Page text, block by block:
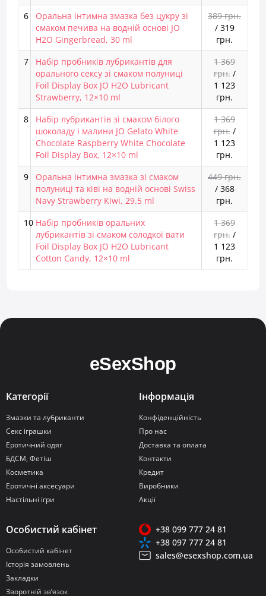
6
Оральна інтимна змазка без цукру зі
смаком печива на водній основі JO
H2O Gingerbread, 30 ml
389 грн.
/ 319
грн.
7
Набір пробників лубрикантів для
орального сексу зі смаком полуниці
Foil Display Box JO H2O Lubricant
Strawberry, 12×10 ml
1 369
грн./
1 123
грн.
8
Набір лубрикантів зі смаком білого
шоколаду і малини JO Gelato White
Chocolate Raspberry White Chocolate
Foil Display Box, 12×10 ml
1 369
грн./
1 123
грн.
9
Оральна інтимна змазка зі смаком
полуниці та ківі на водній основі Swiss
Navy Strawberry Kiwi, 29.5 ml
449 грн.
/ 368
грн.
10 Набір пробників оральних
лубрикантів зі смаком солодкої вати
Foil Display Box JO H2O Lubricant
Cotton Candy, 12×10 ml
1 369
грн./
1 123
грн.
Категорії
Змазки та лубриканти
Секс іграшки
Еротичний одяг
БДСМ, Фетіш
Косметика
Еротичні аксесуари
Настільні ігри
Інформація
Конфіденційність
Про нас
Доставка та оплата
Контакти
Кредит
Виробники
Акції
Особистий кабінет
Особистий кабінет
Історія замовлень
Закладки
Зворотній зв’язок
+38 099 777 24 81
+38 097 777 24 81
sales@esexshop.com.ua